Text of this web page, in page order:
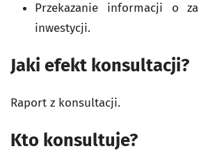
Przekazanie informacji o
inwestycji.
Jaki efekt konsultacji?
Raport z konsultacji.
Kto konsultuje?